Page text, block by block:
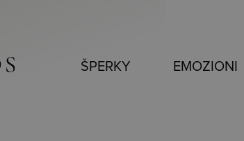
ŠPERKY EMOZIONI